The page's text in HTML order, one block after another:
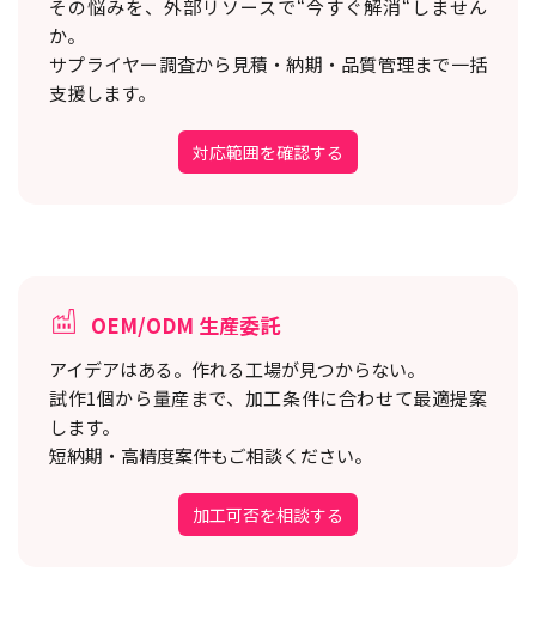
その悩みを、外部リソースで“今すぐ解消“しません
か。
サプライヤー調査から見積・納期・品質管理まで一括
支援します。
対応範囲を確認する
OEM/ODM 生産委託
アイデアはある。作れる工場が見つからない。
試作1個から量産まで、加工条件に合わせて最適提案
します。
短納期・高精度案件もご相談ください。
加工可否を相談する